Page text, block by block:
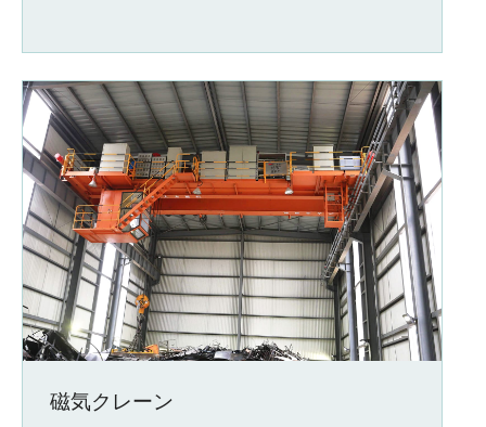
磁気クレーン